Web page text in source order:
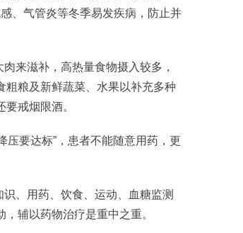
、气管炎等冬季易发疾病，防止并
来滋补，高热量食物摄入较多，
粗粮及新鲜蔬菜、水果以补充多种
戒烟限酒。
要达标”，患者不能随意用药，更
、用药、饮食、运动、血糖监测
辅以药物治疗是重中之重。